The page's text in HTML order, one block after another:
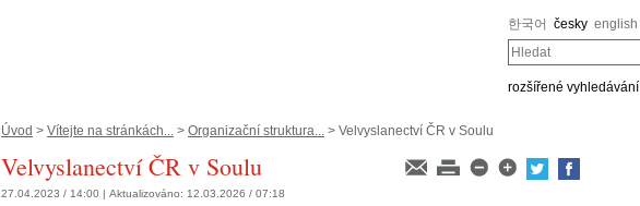
한국어 česky english
Hledat
rozšířené vyhledávání
Úvod > Vítejte na stránkách... > Organizační struktura... > Velvyslanectví ČR v Soulu
Velvyslanectví ČR v Soulu
27.04.2023 / 14:00 | Aktualizováno: 12.03.2026 / 07:18